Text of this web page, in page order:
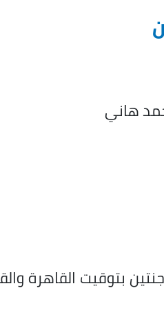
هاني
بتوقيت القاهرة